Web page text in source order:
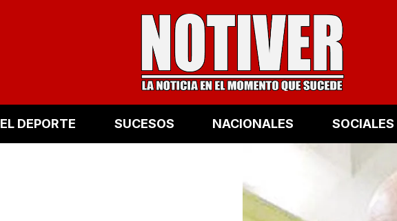
EL DEPORTE SUCESOS NACIONALES SOCIALES